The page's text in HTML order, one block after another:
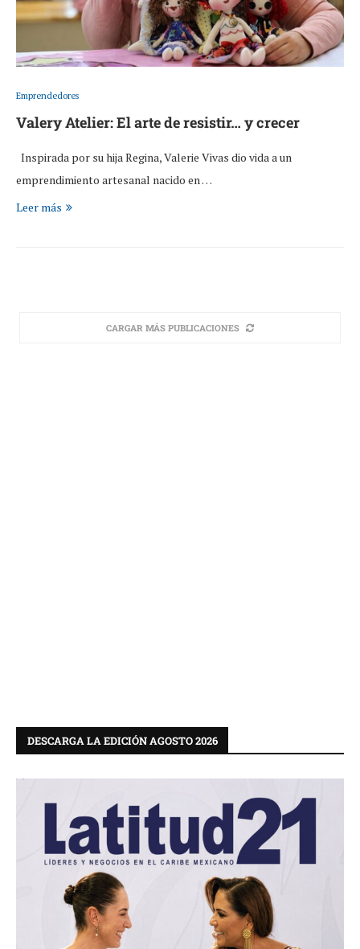
Emprendedores
Valery Atelier: El arte de resistir… y crecer
Inspirada por su hija Regina, Valerie Vivas dio vida a un
emprendimiento artesanal nacido en …
Leer más
CARGAR MÁS PUBLICACIONES
DESCARGA LA EDICIÓN AGOSTO 2026